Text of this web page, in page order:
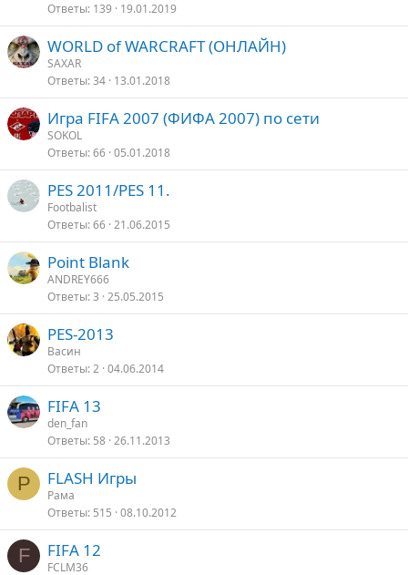
Ответы 139 19.01.2019
WORLD of WARCRAFT (ОНЛАЙН)
SAXAR
Ответы 34 13.01.2018
Игра FIFA 2007 (ФИФА 2007) по сети
SOKOL
Ответы 66 05.01.2018
PES 2011/PES 11.
Footbalist
Ответы 66 21.06.2015
Point Blank
ANDREY666
Ответы 3 25.05.2015
PES-2013
Васин
Ответы 2 04.06.2014
FIFA 13
den_fan
Ответы 58 26.11.2013
Р FLASH Игры
Рама
Ответы 515 08.10.2012
F FIFA 12
FCLM36